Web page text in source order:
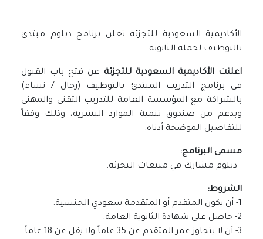
الأكاديمية السعودية للتجزئة تعلن برنامج دبلوم مبتدئ
بالتوظيف لحملة الثانوية
اعلنت الأكاديمية السعودية للتجزئة عن فتح باب القبول
في برنامج التدريب المبتدئ بالتوظيف (رجال / نساء)
بالشراكة مع المؤسسة العامة للتدريب التقني والمهني
وبدعم من صندوق تنمية الموارد البشرية، وذلك وفقاً
للتفاصيل الموضحة أدناه.
مسمى البرنامج:
- دبلوم مشارك في مبيعات التجزئة.
الشروط:
1- أن يكون المتقدم أو المتقدمة سعودي الجنسية.
2- حاصل على شهادة الثانوية العامة.
3- أن لا يتجاوز عمر المتقدم عن 35 عاماً ولا يقل عن 18 عاماً.